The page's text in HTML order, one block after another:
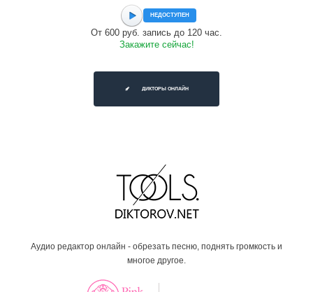
НЕДОСТУПЕН
От 600 руб. запись до 120 час.
Закажите сейчас!
ДИКТОРЫ ОНЛАЙН
Аудио редактор онлайн - обрезать песню, поднять громкость и
многое другое.